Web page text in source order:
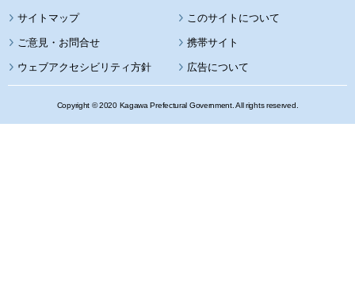
サイトマップ このサイトについて
携帯サイト
ウェブアクセシビリティ方針 広告について
Copyright © 2020 Kagawa Prefectural Government. All rights reserved.